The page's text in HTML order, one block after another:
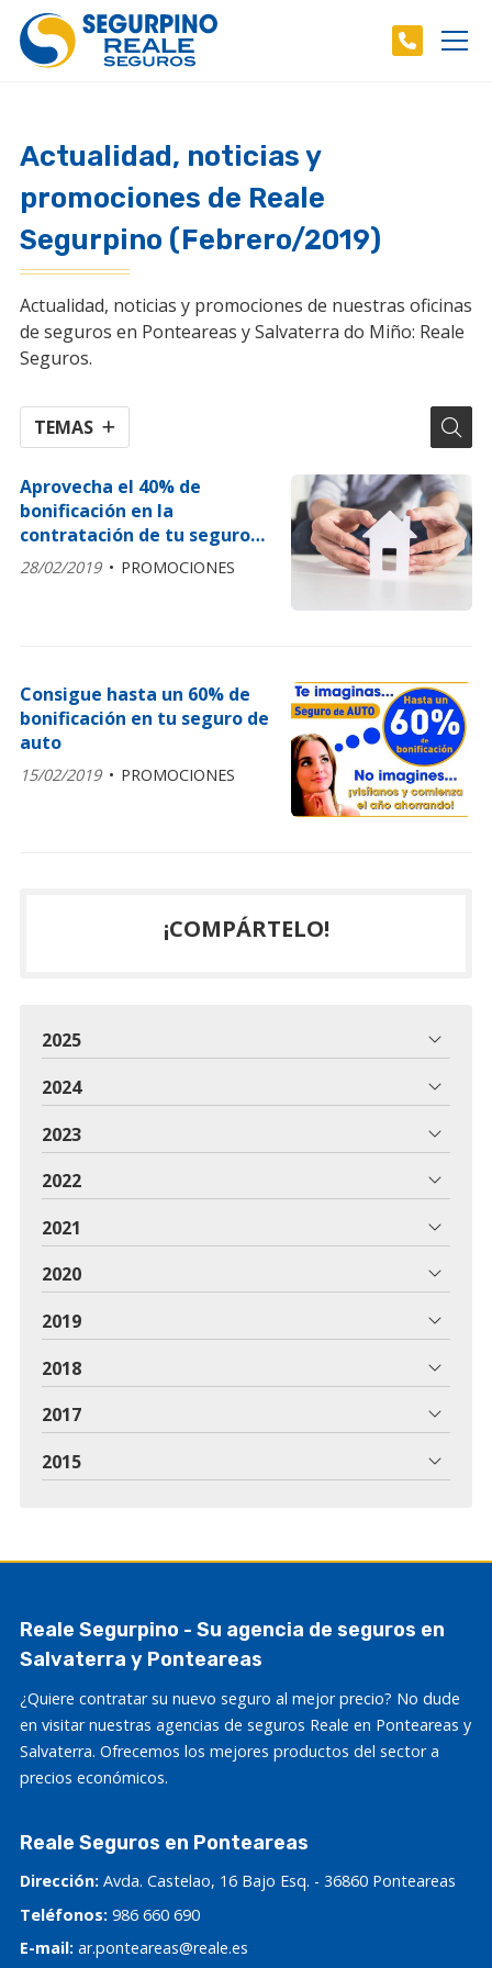
Actualidad, noticias y
promociones de Reale
Segurpino (Febrero/2019)
Actualidad, noticias y promociones de nuestras oficinas
de seguros en Ponteareas y Salvaterra do Miño: Reale
Seguros.
TEMAS
Aprovecha el 40% de
bonificación en la
contratación de tu seguro
de hogar
28/02/2019 PROMOCIONES
Consigue hasta un 60% de
bonificación en tu seguro de
auto
15/02/2019 PROMOCIONES
¡COMPÁRTELO!
2025
2024
2023
2022
2021
2020
2019
2018
2017
2015
Reale Segurpino - Su agencia de seguros en
Salvaterra y Ponteareas
¿Quiere contratar su nuevo seguro al mejor precio? No dude
en visitar nuestras agencias de seguros Reale en Ponteareas y
Salvaterra. Ofrecemos los mejores productos del sector a
precios económicos.
Reale Seguros en Ponteareas
Dirección: Avda. Castelao, 16 Bajo Esq. - 36860 Ponteareas
Teléfonos: 986 660 690
E-mail: ar.ponteareas@reale.es